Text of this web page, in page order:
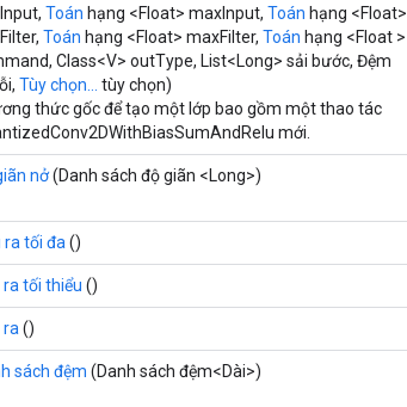
Toán hạng <Float> maxInput, Toán hạng <Float>
Toán hạng <Float> maxFilter, Toán hạng <Float >
Class<V> outType, List<Long> sải bước, Đệm
Tùy chọn...
tùy chọn)
thức gốc để tạo một lớp bao gồm một thao tác
mới.
nở(Danh sách độ giãn <Long>)
ra tối đa ()
ra tối thiểu ()
ra ()
sách đệm (Danh sách đệm<Dài>)